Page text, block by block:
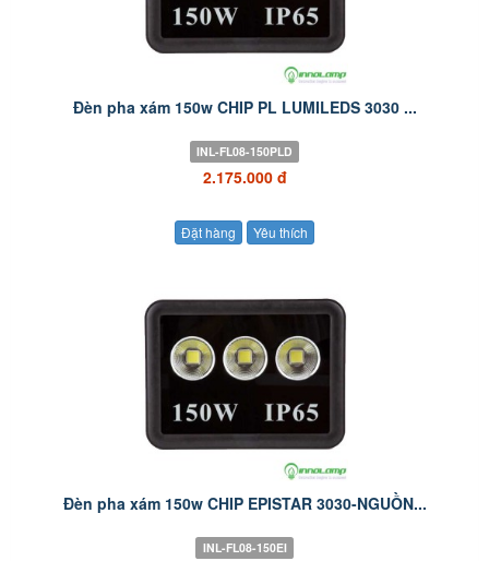
Đèn pha xám 150w CHIP PL LUMILEDS 3030 ...
INL-FL08-150PLD
2.175.000 đ
Đặt hàng Yêu thích
Đèn pha xám 150w CHIP EPISTAR 3030-NGUỒN...
INL-FL08-150EI